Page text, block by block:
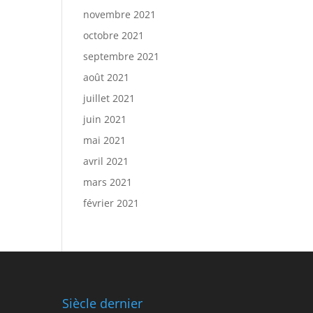
novembre 2021
octobre 2021
septembre 2021
août 2021
juillet 2021
juin 2021
mai 2021
avril 2021
mars 2021
février 2021
Siècle dernier